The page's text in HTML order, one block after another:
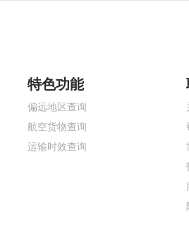
特色功能
偏远地区查询
航空货物查询
运输时效查询